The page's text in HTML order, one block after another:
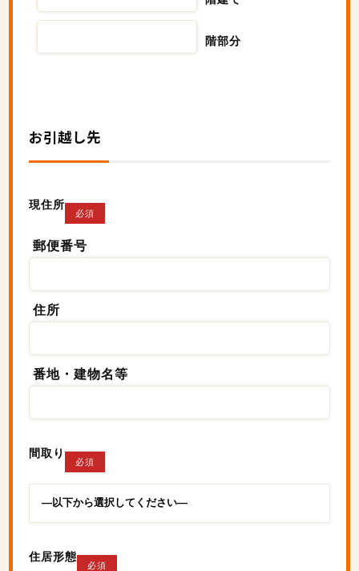
階部分
お引越し先
現住所
必須
郵便番号
住所
番地・建物名等
間取り
必須
住居形態
必須